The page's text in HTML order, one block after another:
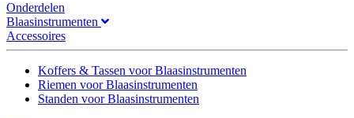
Onderdelen
Blaasinstrumenten
Accessoires
Koffers & Tassen voor Blaasinstrumenten
Riemen voor Blaasinstrumenten
Standen voor Blaasinstrumenten